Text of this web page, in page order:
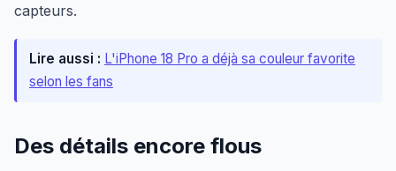
capteurs.
Lire aussi : L'iPhone 18 Pro a déjà sa couleur favorite
selon les fans
Des détails encore flous